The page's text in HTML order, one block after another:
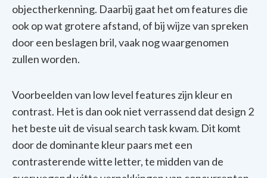
objectherkenning. Daarbij gaat het om features die
ookop wat grotere afstand, of bijwijzevan spreken
dooreen beslagen bril,vaaknogwaargenomen
zullenworden.
Voorbeeldenvan low level features zijn kleuren
contrast. Het is dan ooknietverrassend dat design 2
het beste uit de visual search task kwam. Dit komt
door de dominante kleurpaars met een
contrasterendewitte letter,te midden van de